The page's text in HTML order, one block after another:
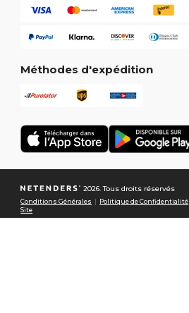
Méthodes d'expédition
2026. Tous droits réservés
Conditions Générales Politique de Confidentialité
Site